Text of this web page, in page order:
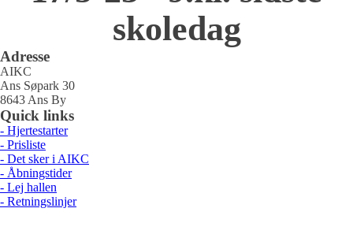
skoledag
Adresse
AIKC
Ans Søpark 30
8643 Ans By
Quick links
- Hjertestarter
- Prisliste
- Det sker i AIKC
- Åbningstider
- Lej hallen
- Retningslinjer